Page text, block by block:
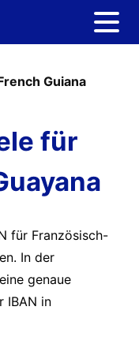
Guiana
für
für Französisch-
In der
genaue
IBAN in